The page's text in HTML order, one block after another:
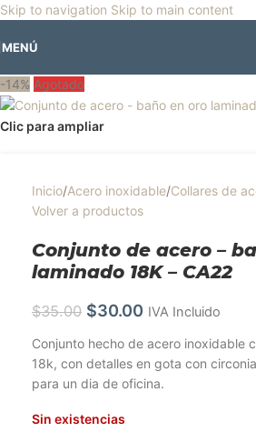
Skip to navigation Skip to main content
🎡Horario especial por vacaciones
MENÚ
-14% Agotado
Clic para ampliar
Inicio/Acero inoxidable/Collares de
Volver a productos
Conjunto de acero –
laminado 18K – CA22
$35.00 $30.00 IVA Incluido
Conjunto hecho de acero inoxidable
18k, con detalles en gota con
para un dia de oficina.
Sin existencias